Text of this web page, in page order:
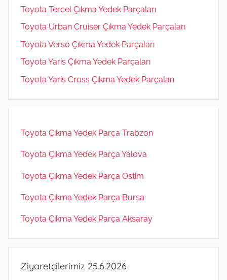
Toyota Tercel Çıkma Yedek Parçaları
Toyota Urban Cruiser Çıkma Yedek Parçaları
Toyota Verso Çıkma Yedek Parçaları
Toyota Yaris Çıkma Yedek Parçaları
Toyota Yaris Cross Çıkma Yedek Parçaları
Toyota Çıkma Yedek Parça Trabzon
Toyota Çıkma Yedek Parça Yalova
Toyota Çıkma Yedek Parça Ostim
Toyota Çıkma Yedek Parça Bursa
Toyota Çıkma Yedek Parça Aksaray
Ziyaretçilerimiz 25.6.2026